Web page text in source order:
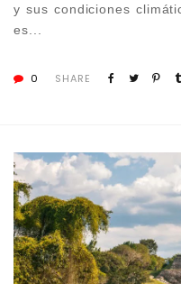
y sus condiciones
es...
0 SHARE